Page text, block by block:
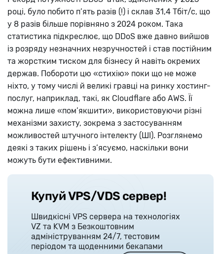
році, було побито п’ять разів (!) і склав 31,4 Тбіт/с, що
у 8 разів більше порівняно з 2024 роком. Така
статистика підкреслює, що DDoS вже давно вийшов
із розряду незначних незручностей і став постійним
та жорстким тиском для бізнесу й навіть окремих
держав. Побороти цю «стихію» поки що не може
ніхто, у тому числі й великі гравці на ринку хостинг-
послуг, наприклад, такі, як Cloudflare або AWS. Її
можна лише «пом’якшити», використовуючи різні
механізми захисту, зокрема з застосуванням
можливостей штучного інтелекту (ШІ). Розглянемо
деякі з таких рішень і з’ясуємо, наскільки вони
можуть бути ефективними.
Купуй VPS/VDS сервер!
Швидкісні VPS сервера на технологіях
VZ та KVM з Безкоштовним
адмініструванням 24/7, тестовим
періодом та щоденними бекапами